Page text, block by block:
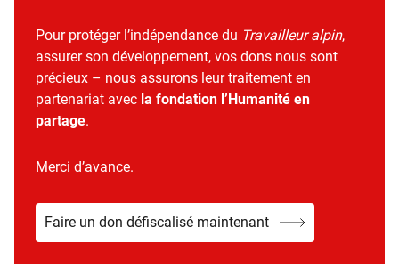
Pour protéger l’indépendance du Travailleur alpin,
assurer son développement, vos dons nous sont
précieux – nous assurons leur traitement en
partenariat avec la fondation l’Humanité en
partage.
Merci d’avance.
Faire un don défiscalisé maintenant